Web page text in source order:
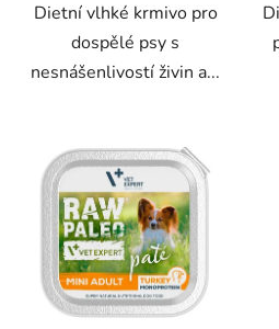
Dietní vlhké krmivo pro
dospělé psy s
nesnášenlivostí živin a...